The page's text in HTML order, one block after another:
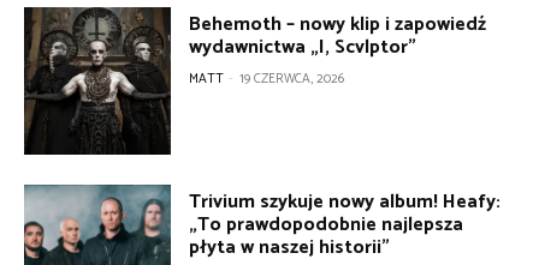
Behemoth – nowy klip i zapowiedź
wydawnictwa „I, Scvlptor”
MATT - 19 CZERWCA, 2026
Trivium szykuje nowy album! Heafy:
„To prawdopodobnie najlepsza
płyta w naszej historii”